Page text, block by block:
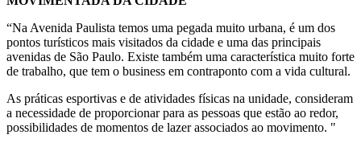
“Na Avenida Paulista temos uma pegada muito urbana, é um dos
pontos turísticos mais visitados da cidade e uma das principais
avenidas de São Paulo. Existe também uma característica muito forte
de trabalho, que tem o business em contraponto com a vida cultural.
As práticas esportivas e de atividades físicas na unidade, consideram
a necessidade de proporcionar para as pessoas que estão ao redor,
possibilidades de momentos de lazer associados ao movimento. "